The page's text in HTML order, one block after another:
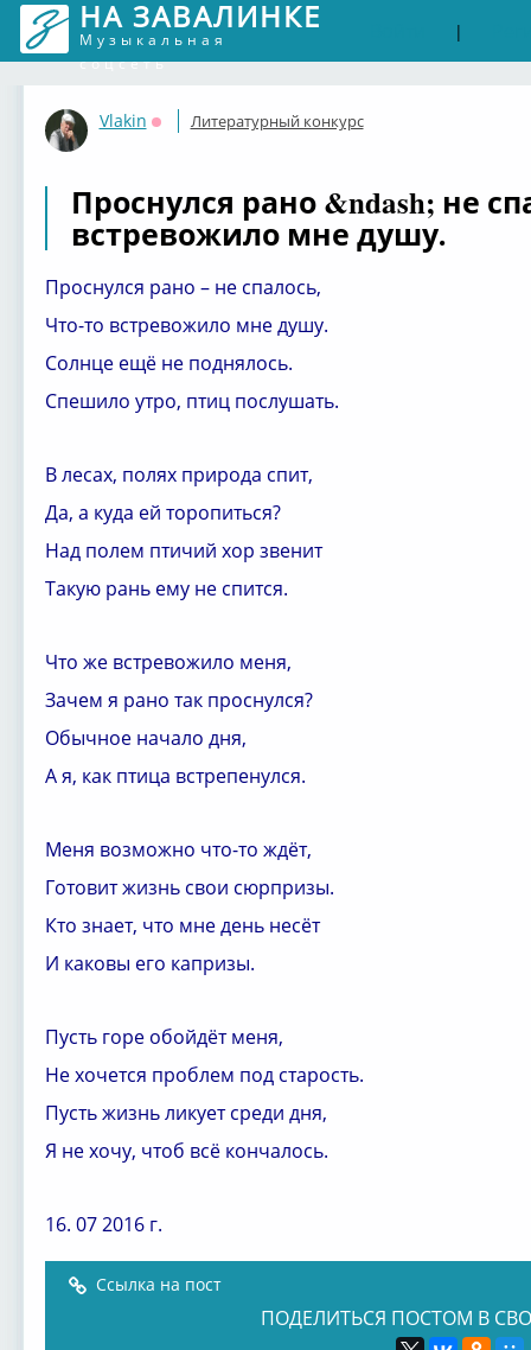
НА ЗАВАЛИНКЕ
Музыкальная
соцсеть
|
Vlakin
Оффлайн
Литературный конкурс
Проснулся рано &ndash; не
встревожило мне душу.
Проснулся рано – не спалось,
Что-то встревожило мне душу.
Солнце ещё не поднялось.
Спешило утро, птиц послушать.
В лесах, полях природа спит,
Да, а куда ей торопиться?
Над полем птичий хор звенит
Такую рань ему не спится.
Что же встревожило меня,
Зачем я рано так проснулся?
Обычное начало дня,
А я, как птица встрепенулся.
Меня возможно что-то ждёт,
Готовит жизнь свои сюрпризы.
Кто знает, что мне день несёт
И каковы его капризы.
Пусть горе обойдёт меня,
Не хочется проблем под старость.
Пусть жизнь ликует среди дня,
Я не хочу, чтоб всё кончалось.
16. 07 2016 г.
Ссылка на пост
ПОДЕЛИТЬСЯ ПОСТОМ В